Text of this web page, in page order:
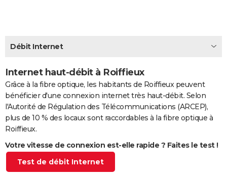
CARTE DE VOEUX
Carte de Noël
Carte Bonne année
Carte Saint-Valentin
Carte Pâques
Carte d'anniversaire
DICTIONNAIRE
PROGRAMME TV
S'inscrire
Se connecter
Lycées
Collèges
Primaires
Universités
Entreprises
Service militaire
Avis de recherche
Débit Internet
Internet haut-débit à Roiffieux
Grâce à la fibre optique, les habitants de Roiffieux peuvent
bénéficier d'une connexion internet très haut-débit. Selon
l'Autorité de Régulation des Télécommunications (ARCEP),
plus de 10 % des locaux sont raccordables à la fibre optique à
Roiffieux.
Votre vitesse de connexion est-elle rapide ? Faites le test !
Test de débit Internet